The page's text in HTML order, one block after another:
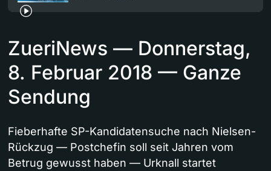
ZueriNews — Donnerstag,
8. Februar 2018 — Ganze
Sendung
Fieberhafte SP-Kandidatensuche nach Nielsen-
Rückzug — Postchefin soll seit Jahren vom
Betrug gewusst haben — Urknall startet